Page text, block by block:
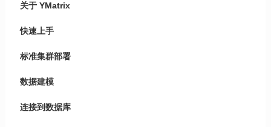
关于 YMatrix
快速上手
标准集群部署
数据建模
连接到数据库